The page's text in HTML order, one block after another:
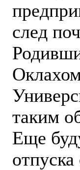
след
таким
Еще